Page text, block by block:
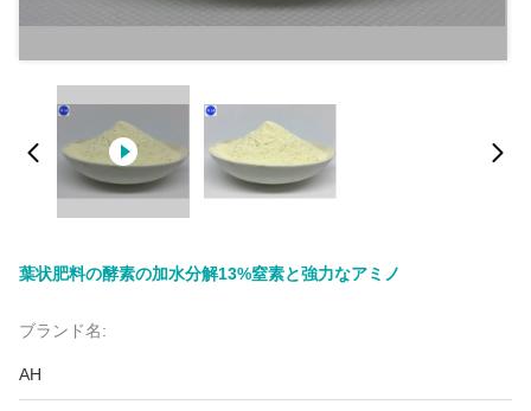
葉状肥料の酵素の加水分解13%窒素と強力なアミノ
ブランド名:
AH